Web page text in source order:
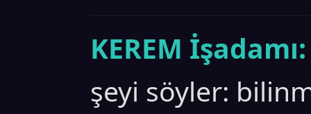
KEREM İşadamı:
şeyi söyler: